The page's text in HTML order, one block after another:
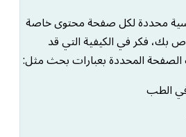
محددة لكل صفحة محتوى خاصة
بك، فكر في الكيفية التي قد
المحددة بعبارات بحث مثل:
الطب